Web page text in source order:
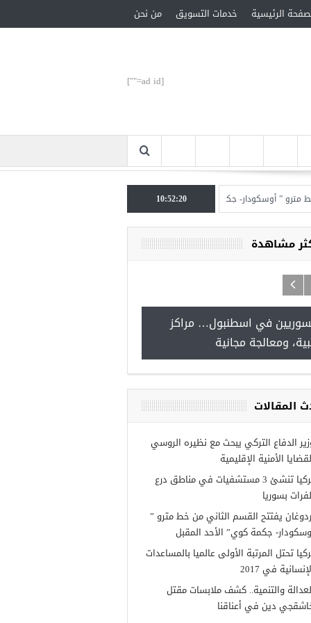
الرئيسية خدمات التسويق من نحن
[ad id=""]
أوسكودار- جكمة كوي” الأحد المقبل تركيا تحتل المرتبة الأولى عالميا بالمساعدات10:52:20
مشاهدة
في اسطنبول… مراكز
ومعالجة مجانية
المقالات
الدفاع التركي يبحث مع نظيره الروسي
الأمنية الإقليمية
تركيا تنشئ 3 مستشفيات في مناطق درع
بسوريا
يفتتح القسم الثاني من خط مترو ”
جكمة كوي” الأحد المقبل
تحتل المرتبة الأولى عالميا بالمساعدات
في 2017
والتنمية.. كشف ملابسات مقتل
دين في أعناقنا